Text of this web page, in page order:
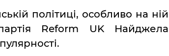
політиці, особливо на ній
Reform UK Найджела